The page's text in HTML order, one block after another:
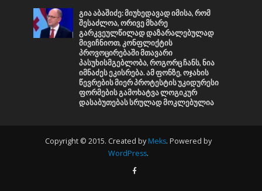
გია აბაშიძე: მიუხედავად იმისა, რომ
შესაძლოა, ორივე მხარე
გარკვეულწილად დაზარალებულად
მივიჩნიოთ, კონფლიქტის
პროვოცირებაში მთავარი
პასუხისმგებლობა, როგორც ჩანს, ნია
იმნაძეს ეკისრება. ამ ფონზე, ოჯახის
წევრების მიერ პროტესტის უკიდურესი
ფორმების გამოხატვა ლოგიკურ
დასაბუთებას სრულად მოკლებულია
Copyright © 2015. Created by Meks. Powered by
WordPress.